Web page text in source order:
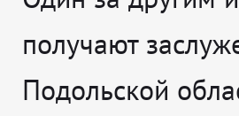
получают
Подольской